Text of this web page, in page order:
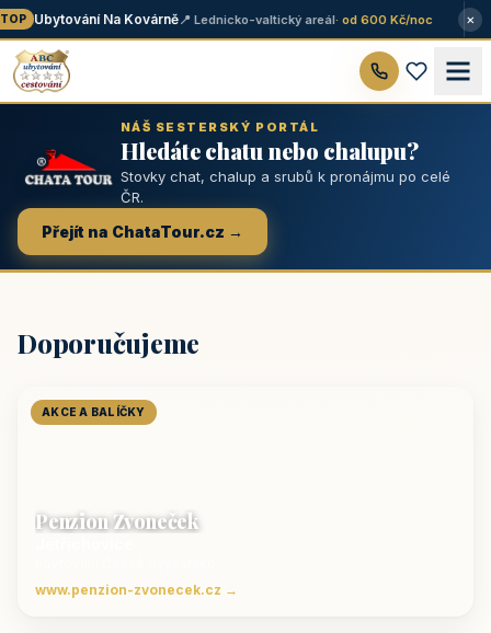
Ubytování Na Kovárně📍 Lednicko-valtický areál· od 600 Kč/noc ×
NÁŠ SESTERSKÝ PORTÁL
Hledáte chatu nebo chalupu?
Stovky chat, chalup a srubů k pronájmu po celé
ČR.
Přejít na ChataTour.cz →
Doporučujeme
AKCE A BALÍČKY
Penzion Zvoneček
www.penzion-zvonecek.cz →